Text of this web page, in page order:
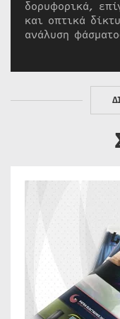
δορυφορικά,
και οπτικά
ανάλυση